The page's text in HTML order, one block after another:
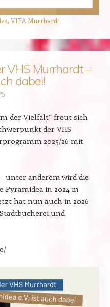
, VIFA Murrhardt
VHS Murrhardt –
dabei!
der Vielfalt“ freut sich
der VHS
2025/26 mit
unter anderem wird die
Pyramidea in 2024 in
hat nun auch in 2026
und